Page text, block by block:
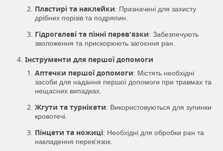
Пластирі та наклейки: Призначені для захисту
дрібних порізів та подряпин.
Гідрогелеві та пінні перев'язки: Забезпечують
зволоження та прискорюють загоєння ран.
Інструменти для першої допомоги
Аптечки першої допомоги: Містять необхідні
засоби для надання першої допомоги при травмах та
нещасних випадках.
Жгути та турнікети: Використовуються для зупинки
кровотечі.
Пінцети та ножиці: Необхідні для обробки ран та
накладення перев'язок.